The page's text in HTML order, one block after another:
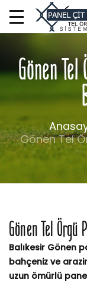
Gönen
Gönen Tel
Gönen Tel
Balıkesir Gönen
bahçeniz ve
uzun ömürlü